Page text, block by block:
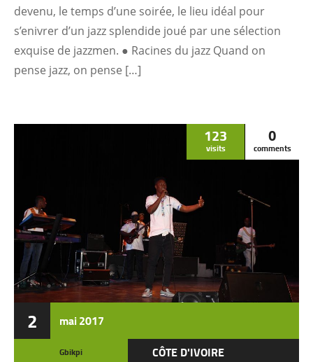
devenu, le temps d’une soirée, le lieu idéal pour
s’enivrer d’un jazz splendide joué par une sélection
exquise de jazzmen. ● Racines du jazz Quand on
pense jazz, on pense […]
2 mai2017
123
visits
0
comments
Gbikpi CÔTE D'IVOIRE